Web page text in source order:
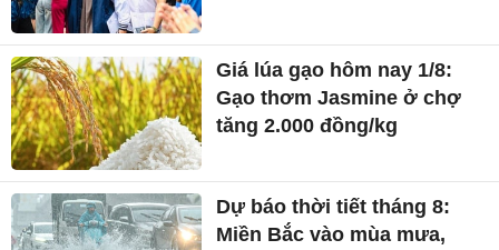
Giá lúa gạo hôm nay 1/8:
Gạo thơm Jasmine ở chợ
tăng 2.000 đồng/kg
Dự báo thời tiết tháng 8:
Miền Bắc vào mùa mưa,